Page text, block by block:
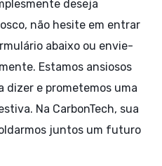
deseja
não hesite em entrar
abaixo ou envie-
Estamos ansiosos
dizer e prometemos uma
Na CarbonTech, sua
juntos um futuro